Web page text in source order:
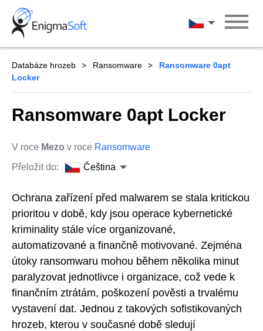
Skip
content
Čeština
Databáze hrozeb Ransomware
Ransomware 0apt
Locker
Ransomware 0apt Locker
V roce Mezo v roce Ransomware
Přeložit do:
Čeština
Ochrana zařízení před malwarem se stala kritickou
prioritou v době, kdy jsou operace kybernetické
kriminality stále více organizované,
automatizované a finančně motivované. Zejména
útoky ransomwaru mohou během několika minut
paralyzovat jednotlivce i organizace, což vede k
finančním ztrátám, poškození pověsti a trvalému
vystavení dat. Jednou z takových sofistikovaných
hrozeb, kterou v současné době sledují